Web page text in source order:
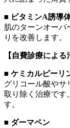
■ ビタミンA誘導
肌のターンオーバ
りを改善します。
【自費診療による
■ ケミカルピーリ
グリコール酸やサ
取り除く治療です
す。
■ ダーマペン